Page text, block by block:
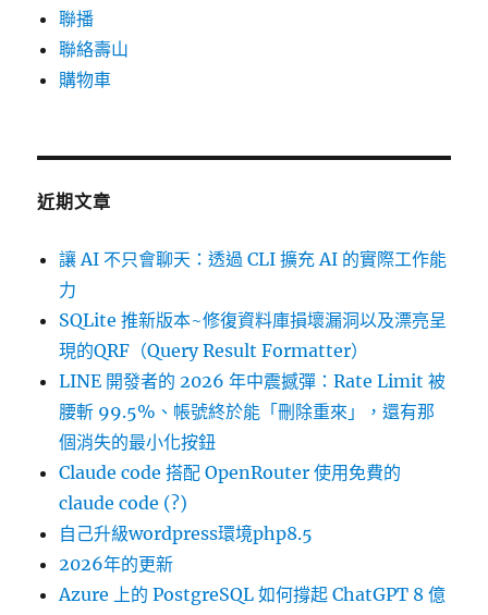
聯播
聯絡壽山
購物車
近期文章
讓 AI 不只會聊天：透過 CLI 擴充 AI 的實際工作能
力
SQLite 推新版本~修復資料庫損壞漏洞以及漂亮呈
現的QRF（Query Result Formatter）
LINE 開發者的 2026 年中震撼彈：Rate Limit 被
腰斬 99.5%、帳號終於能「刪除重來」，還有那
個消失的最小化按鈕
Claude code 搭配 OpenRouter 使用免費的
claude code (?)
自己升級wordpress環境php8.5
2026年的更新
Azure 上的 PostgreSQL 如何撐起 ChatGPT 8 億